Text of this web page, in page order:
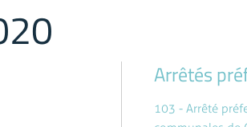
Arrêtés
103 - Arrêté